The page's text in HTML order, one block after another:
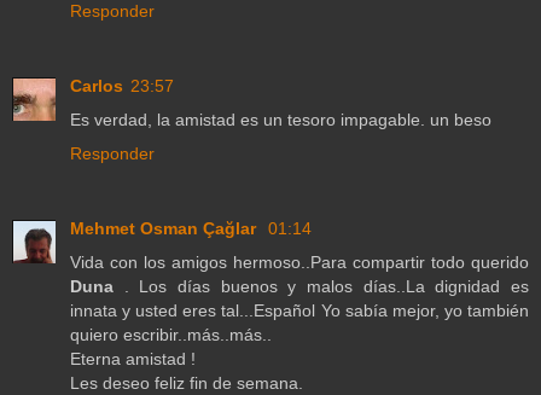
Responder
Carlos 23:57
Es verdad, la amistad es un tesoro impagable. un beso
Responder
Mehmet Osman Çağlar 01:14
Vida con los amigos hermoso..Para compartir todo querido
Duna . Los días buenos y malos días..La dignidad es
innata y usted eres tal...Español Yo sabía mejor, yo también
quiero escribir..más..más..
Eterna amistad !
Les deseo feliz fin de semana.